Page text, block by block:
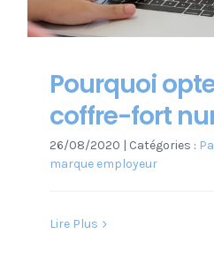
Pourquoi
coffre-fort
26/08/2020 | Catégories :
marque employeur
Lire Plus